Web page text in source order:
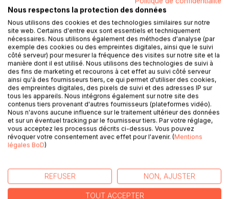
sociologie de la musique et la musicologie. Cet essai,
empreint de l'intelligence et de la sensibilité de Berlioz,
explore les interactions complexes entre les musiciens,
leur art et la société qui les entoure. L'auteur, lui-même
compositeur et critique musical de renom, offre une
perspective unique sur la manière dont la musique
influence et est influencée par le contexte social et culturel
de son époque. Berlioz examine les rôles et les
responsabilités des musiciens, tout en abordant les défis
auxquels ils font face, qu'il s'agisse des attentes du public,
des pressions économiques ou des évolutions stylistiques.
Cet ouvrage se distingue par sa capacité à allier érudition
et accessibilité, rendant ainsi ses réflexions pertinentes
tant pour les spécialistes que pour les amateurs de
nous éclaire sur la place de la musique dans la société, la
manière dont elle reflète les valeurs et les tensions de son
temps, et comment elle peut, à son tour, influencer ces
Nous respectons la protection des données
Nous utilisons des cookies et des technologies similaires sur notre
site web. Certains d'entre eux sont essentiels et techniquement
nécessaires. Nous utilisons également des méthodes d'analyse (par
exemple des cookies ou des empreintes digitales, ainsi que le suivi
côté serveur) pour mesurer la fréquence des visites sur notre site et la
manière dont il est utilisé. Nous utilisons des technologies de suivi à
des fins de marketing et recourons à cet effet au suivi côté serveur
ainsi qu'à des fournisseurs tiers, ce qui permet d'utiliser des cookies,
des empreintes digitales, des pixels de suivi et des adresses IP sur
tous les appareils. Nous intégrons également sur notre site des
contenus tiers provenant d'autres fournisseurs (plateformes vidéo).
Nous n'avons aucune influence sur le traitement ultérieur des données
et sur un éventuel tracking par le fournisseur tiers. Par votre réglage,
vous acceptez les processus décrits ci-dessus. Vous pouvez
révoquer votre consentement avec effet pour l'avenir. (Mentions
légales BoD)
REFUSER NON, AJUSTER
TOUT ACCEPTER